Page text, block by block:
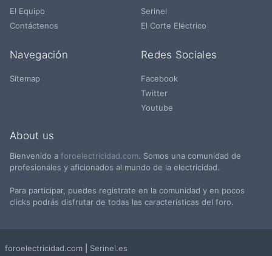
El Equipo
Contáctenos
Serinel
El Corte Eléctrico
Navegación
Sitemap
Redes Sociales
Facebook
Twitter
Youtube
About us
Bienvenido a foroelectricidad.com. Somos una comunidad de
profesionales y aficionados al mundo de la electricidad.
Para participar, puedes registrate en la comunidad y en pocos
clicks podrás disfrutar de todas las características del foro.
foroelectricidad.com Serinel.es